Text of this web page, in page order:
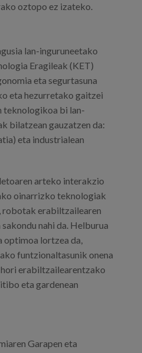
oztopo ez izateko.
lan-inguruneetako
Eragileak (KET)
eta segurtasuna
eta hezurretako gaitzei
teknologikoa bi lan-
bilatzean gauzatzen da:
eta industrialean
arteko interakzio
oinarrizko teknologiak
robotak erabiltzailearen
nahi da. Helburua
optimoa lortzea da,
funtzionaltasunik onena
erabiltzailearentzako
eta gardenean
Garapen eta